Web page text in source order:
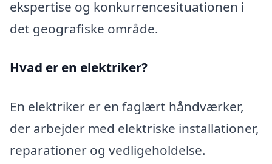
ekspertise og konkurrencesituationen i
det geografiske område.
Hvad er en elektriker?
En elektriker er en faglært håndværker,
der arbejder med elektriske installationer,
reparationer og vedligeholdelse.